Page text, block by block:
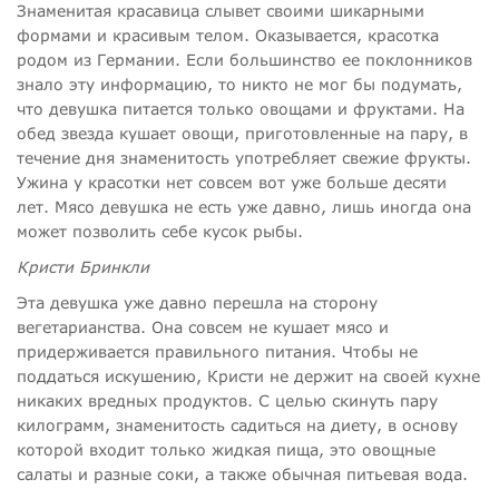
Знаменитая красавица слывет своими шикарными
формами и красивым телом. Оказывается, красотка
родом из Германии. Если большинство ее поклонников
знало эту информацию, то никто не мог бы подумать,
что девушка питается только овощами и фруктами. На
обед звезда кушает овощи, приготовленные на пару, в
течение дня знаменитость употребляет свежие фрукты.
Ужина у красотки нет совсем вот уже больше десяти
лет. Мясо девушка не есть уже давно, лишь иногда она
может позволить себе кусок рыбы.
Кристи Бринкли
Эта девушка уже давно перешла на сторону
вегетарианства. Она совсем не кушает мясо и
придерживается правильного питания. Чтобы не
поддаться искушению, Кристи не держит на своей кухне
никаких вредных продуктов. С целью скинуть пару
килограмм, знаменитость садиться на диету, в основу
которой входит только жидкая пища, это овощные
салаты и разные соки, а также обычная питьевая вода.